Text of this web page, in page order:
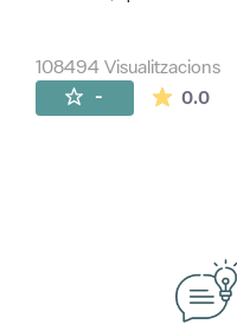
108494 Visualitzacions
- 0.0La